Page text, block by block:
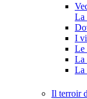
La
I
Le
La
La
Il terroir